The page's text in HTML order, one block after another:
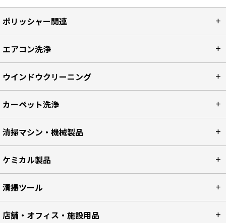
ポリッシャー関連
エアコン洗浄
ウインドウクリーニング
カーペット洗浄
清掃マシン・機械製品
ケミカル製品
清掃ツール
店舗・オフィス・施設用品